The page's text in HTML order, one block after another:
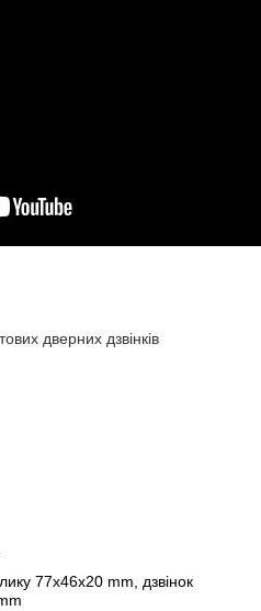
дверних дзвінків
77x46x20 mm, дзвінок